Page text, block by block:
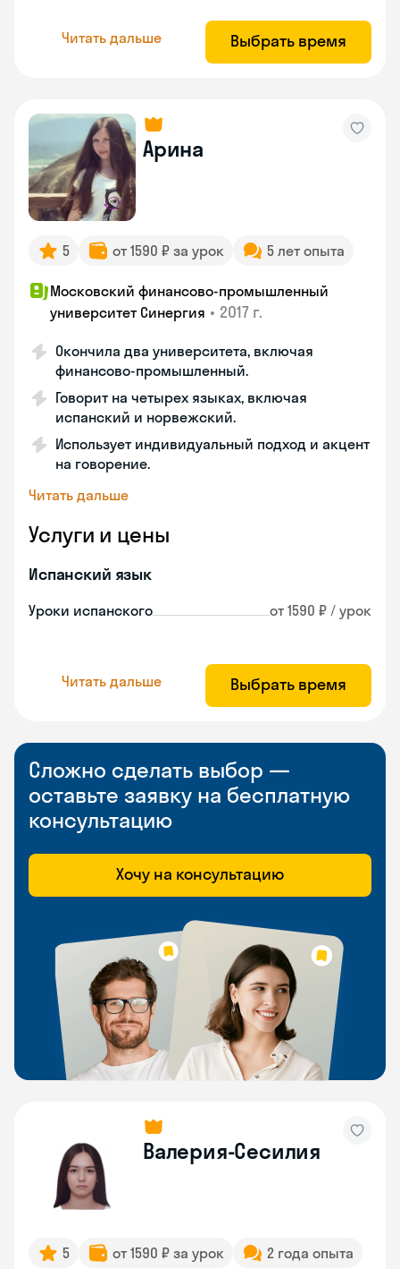
Читать дальше Выбрать время
Арина
5 от 1590 ₽ за урок 5 лет опыта
Московский финансово-промышленный
университет Синергия • 2017 г.
Окончила два университета, включая
финансово-промышленный.
Говорит на четырех языках, включая
испанский и норвежский.
Использует индивидуальный подход и акцент
на говорение.
Читать дальше
Услуги и цены
Испанский язык
Уроки испанского от 1590 ₽ / урок
Читать дальше Выбрать время
Сложно сделать выбор —
оставьте заявку на бесплатную
консультацию
Хочу на консультацию
Валерия-Сесилия
5 от 1590 ₽ за урок 2 года опыта